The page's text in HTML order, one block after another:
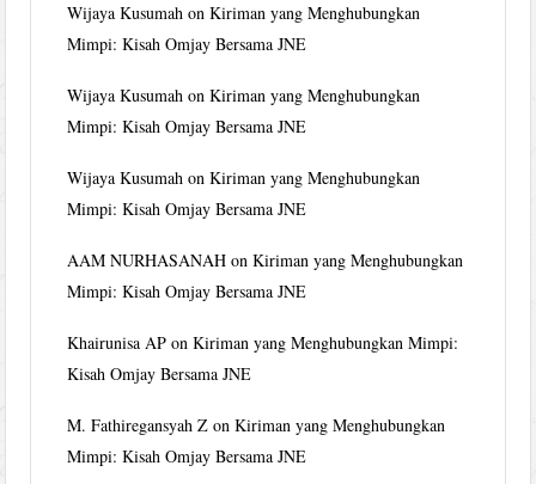
Wijaya Kusumah onKiriman yang Menghubungkan
Mimpi: Kisah Omjay Bersama JNE
Wijaya Kusumah onKiriman yang Menghubungkan
Mimpi: Kisah Omjay Bersama JNE
Wijaya Kusumah onKiriman yang Menghubungkan
Mimpi: Kisah Omjay Bersama JNE
AAM NURHASANAH onKiriman yang Menghubungkan
Mimpi: Kisah Omjay Bersama JNE
Khairunisa AP onKiriman yang Menghubungkan Mimpi:
Kisah Omjay Bersama JNE
M. Fathiregansyah Z onKiriman yang Menghubungkan
Mimpi: Kisah Omjay Bersama JNE